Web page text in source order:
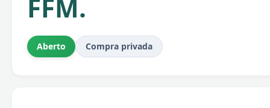
FFM.
Aberto Compra privada